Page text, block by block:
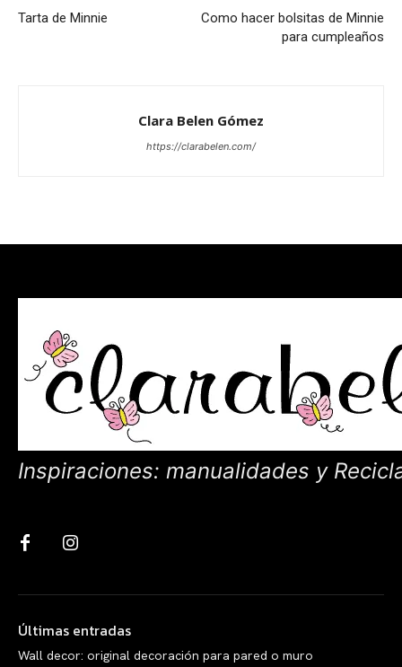
Tarta de Minnie
Como hacer bolsitas de Minnie
para cumpleaños
Clara Belen Gómez
https://clarabelen.com/
Inspiraciones: manualidades y
Últimas entradas
Wall decor: original decoración para pared o muro